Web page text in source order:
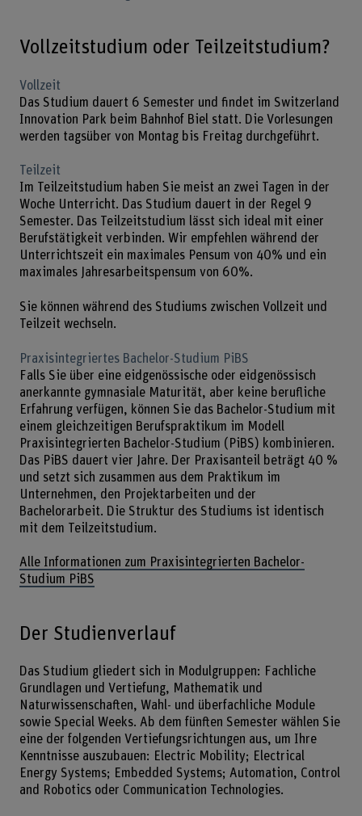
Vollzeitstudium oder Teilzeitstudium?
Vollzeit
Das Studium dauert 6 Semester und findet im Switzerland
Innovation Park beim Bahnhof Biel statt. Die Vorlesungen
werden tagsüber von Montag bis Freitag durchgeführt.
Teilzeit
Im Teilzeitstudium haben Sie meist an zwei Tagen in der
Woche Unterricht. Das Studium dauert in der Regel 9
Semester. Das Teilzeitstudium lässt sich ideal mit einer
Berufstätigkeit verbinden. Wir empfehlen während der
Unterrichtszeit ein maximales Pensum von 40% und ein
maximales Jahresarbeitspensum von 60%.
Sie können während des Studiums zwischen Vollzeit und
Teilzeit wechseln.
Praxisintegriertes Bachelor-Studium PiBS
Falls Sie über eine eidgenössische oder eidgenössisch
anerkannte gymnasiale Maturität, aber keine berufliche
Erfahrung verfügen, können Sie das Bachelor-Studium mit
einem gleichzeitigen Berufspraktikum im Modell
Praxisintegrierten Bachelor-Studium (PiBS) kombinieren.
Das PiBS dauert vier Jahre. Der Praxisanteil beträgt 40 %
und setzt sich zusammen aus dem Praktikum im
Unternehmen, den Projektarbeiten und der
Bachelorarbeit. Die Struktur des Studiums ist identisch
mit dem Teilzeitstudium.
Alle Informationen zum Praxisintegrierten Bachelor-
Studium PiBS
Der Studienverlauf
Das Studium gliedert sich in Modulgruppen: Fachliche
Grundlagen und Vertiefung, Mathematik und
Naturwissenschaften, Wahl- und überfachliche Module
sowie Special Weeks. Ab dem fünften Semester wählen Sie
eine der folgenden Vertiefungsrichtungen aus, um Ihre
Kenntnisse auszubauen: Electric Mobility; Electrical
Energy Systems; Embedded Systems; Automation, Control
and Robotics oder Communication Technologies.